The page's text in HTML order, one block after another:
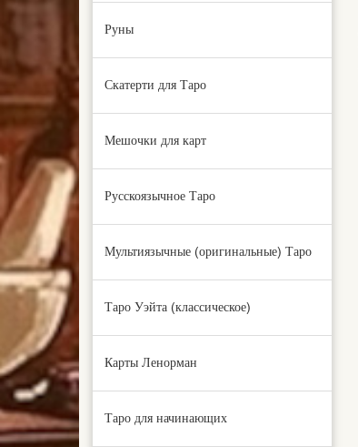
Руны
Скатерти для Таро
Мешочки для карт
Русскоязычное Таро
Мультиязычные (оригинальные) Таро
Таро Уэйта (классическое)
Карты Ленорман
Таро для начинающих